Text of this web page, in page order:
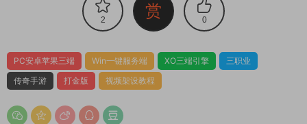
2 赏 0
PC安卓苹果三端 Win一键服务端 XO三端引擎
三职业
传奇手游
打金版 视频架设教程